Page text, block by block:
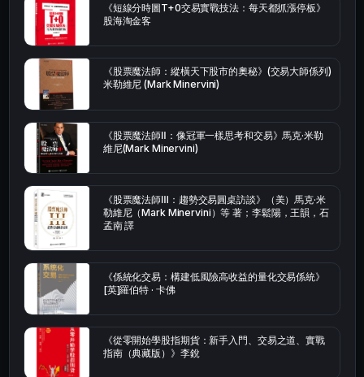
《短線分時圖T+0交易實戰技法：每天都抓漲停板》
股海淘金客
《股票魔法師：縱橫天下股市的奧秘》(交易大師係列)
米勒維尼 (Mark Minervini)
《股票魔法師Ⅱ：像冠軍一樣思考和交易》馬克·米勒
維尼(Mark Minervini)
《股票魔法師Ⅲ：趨勢交易圓桌訪談》（美）馬克·米
勒維尼（Mark Minervini）等 著；李鬆陽，王韻，石
孟南 譯
《係統化交易：構建低風險高收益的量化交易係統》
[英]羅伯特 · 卡佛
《從零開始學股指期貨：新手入門、交易之道、實戰
指南（典藏版）》李銳